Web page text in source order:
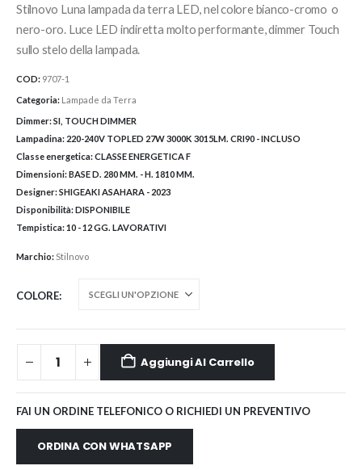
era:
1.061,40€.
è:
889,00€.
Stilnovo Luna lampada da terra LED, nel colore bianco-cromo o
nero-oro. Luce LED indiretta molto performante, dimmer Touch
sullo stelo della lampada.
COD: 9707-1
Categoria: Lampade da Terra
Dimmer:SI, TOUCH DIMMER
Lampadina: 220-240V TOPLED 27W 3000K 3015LM. CRI90 - INCLUSO
Classe energetica:CLASSE ENERGETICA F
Dimensioni:BASE D. 280 MM. - H. 1810 MM.
Designer:SHIGEAKI ASAHARA - 2023
Disponibilità:DISPONIBILE
Tempistica:10 - 12 GG. LAVORATIVI
Marchio: Stilnovo
COLORE
Aggiungi Al Carrello
FAI UN ORDINE TELEFONICO O RICHIEDI UN PREVENTIVO
ORDINA CON WHATSAPP